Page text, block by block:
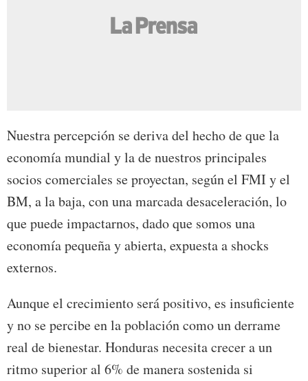
Nuestra percepción se deriva del hecho de que la
economía mundial y la de nuestros principales
socios comerciales se proyectan, según el FMI y el
BM, a la baja, con una marcada desaceleración, lo
que puede impactarnos, dado que somos una
economía pequeña y abierta, expuesta a shocks
externos.
Aunque el crecimiento será positivo, es insuficiente
y no se percibe en la población como un derrame
real de bienestar. Honduras necesita crecer a un
ritmo superior al 6% de manera sostenida si